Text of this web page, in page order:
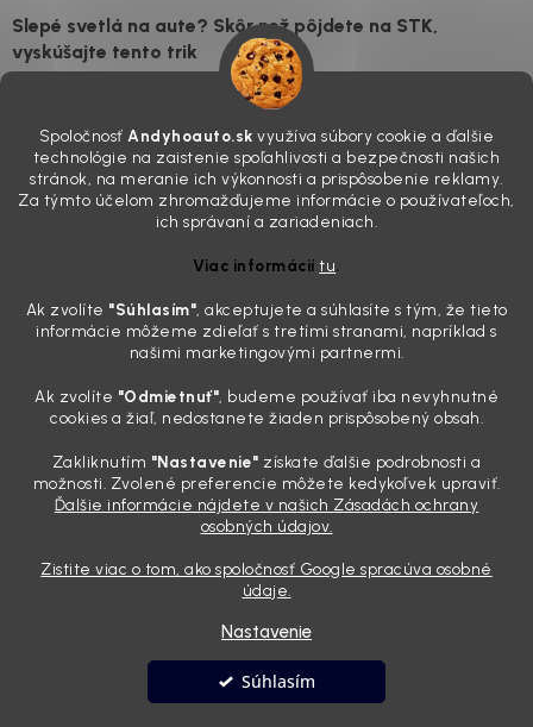
Spoločnosť Andyhoauto.sk využíva súbory cookie a ďalšie
technológie na zaistenie spoľahlivosti a bezpečnosti našich
stránok, na meranie ich výkonnosti a prispôsobenie reklamy.
Za týmto účelom zhromažďujeme informácie o používateľoch,
ich správaní a zariadeniach.
Viac informáciítu.
Ak zvolíte "Súhlasím", akceptujete a súhlasíte s tým, že tieto
informácie môžeme zdieľať s tretími stranami, napríklad s
našimi marketingovými partnermi.
Ak zvolíte "Odmietnuť", budeme používať iba nevyhnutné
cookies a žiaľ, nedostanete žiaden prispôsobený obsah.
Zakliknutím "Nastavenie" získate ďalšie podrobnosti a
možnosti. Zvolené preferencie môžete kedykoľvek upraviť.
Ďalšie informácie nájdete v našich Zásadách ochrany
osobných údajov.
Zistite viac o tom, ako spoločnosť Google spracúva osobné
údaje.
Nastavenie
Súhlasím
Slepé svetlá na aute? Skôr než pôjdete na STK,
vyskúšajte tento trik
skutočnosti je? Často za to môžu práve „slepé“ svetlomety. Ten
mliečny, drsný povrch nie je len estetická vada. Keď slnko a soľ urobia
svoje, plexisklo začne svetlo rozptyľovať namiesto to...
Zabudnite na handru. Ak chcete mať auto naozaj čisté,
Poznáte ten moment. Vonku svieti slnko, vy sedíte v čerstvo
„upratanom“ aute, no pri pohľade na palubnú dosku vás ide poraziť. V
mriežkach ventilácie, okolo tlačidiel a v švíkoch sedačiek na vás stále
drzo pozerá prach. Handra ani vysávač tam jednodu...
Detailing nemusí stáť výplatu: 5 kúskov autokozmetiky,
31.7.2026
Sobotné ráno, káva v ruke a pred vami zaprášená kapota. Pre
niekoho nuda, pre nás najlepší relax. Lenže keď si v košíku spočítate
pokaziť náladu. Dobrá správa je, že aj profi výbava ...
Vytvoril Shoptet